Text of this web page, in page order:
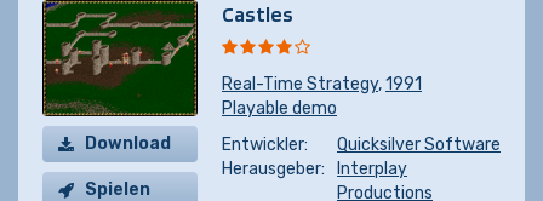
Download
Spielen
Castles
Real-Time Strategy,1991
Playable demo
Entwickler:
Quicksilver Software
Herausgeber:
Interplay
Productions